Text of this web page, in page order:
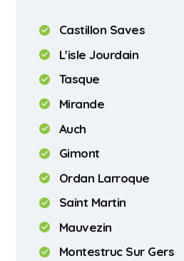
Castillon Saves
L'isle Jourdain
Tasque
Mirande
Auch
Gimont
Ordan Larroque
Saint Martin
Mauvezin
Montestruc Sur Gers